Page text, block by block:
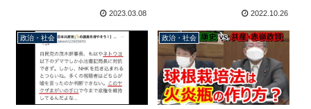
非合法化されているのは
合理的だ」
2023.03.08
た。彼らが反共の先兵と
決着つけるまでとことん
やりますよ」
2022.10.26
政治・社会 政治・社会